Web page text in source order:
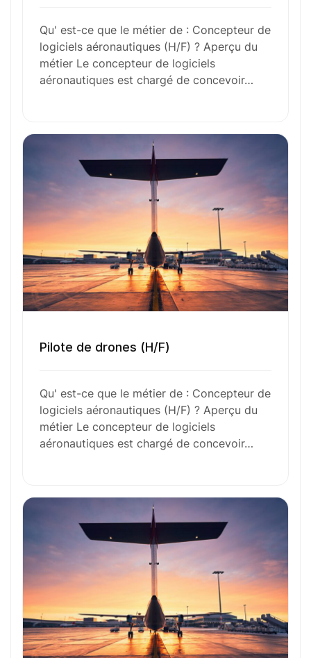
secteur aéronautique.
Compétences Requises
Outils et Technologies ️
Formation et Qualifications
Avantages
Ces métiers peuvent vous intéresser
Toutes nos fiches métiers
Envie de commencer
l’aventure avec nous?
N’attendez plus !
Qu' est-ce que le métier de : Concepteur de
logiciels aéronautiques (H/F) ? Aperçu du
métier Le concepteur de logiciels
aéronautiques est chargé de concevoir…
Pilote de drones (H/F)
Qu' est-ce que le métier de : Concepteur de
logiciels aéronautiques (H/F) ? Aperçu du
métier Le concepteur de logiciels
aéronautiques est chargé de concevoir…